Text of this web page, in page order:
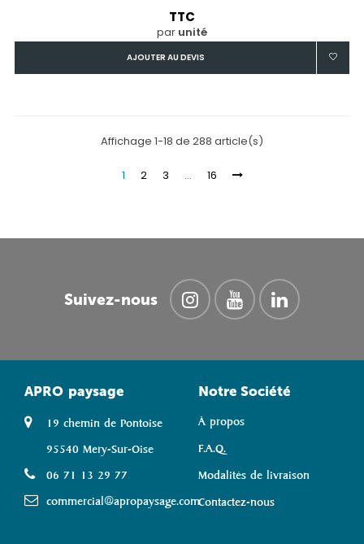
TTC
par unité
AJOUTER AU DEVIS
Affichage 1-18 de 288 article(s)
1 2 3 … 16
Suivez-nous
APRO paysage
19 chemin de Pontoise
95540 Mery-Sur-Oise
06 71 13 29 77
commercial@apropaysage.com
Notre Société
À propos
F.A.Q.
Modalités de livraison
Contactez-nous